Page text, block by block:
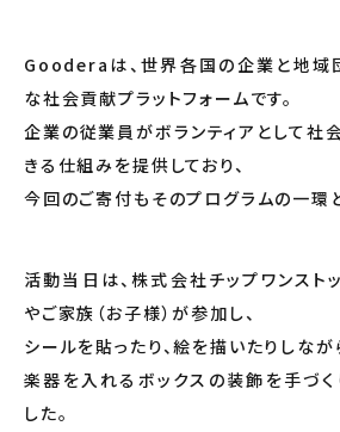
Gooderaは、世界各国の企業と地域
な社会貢献プラットフォームです。
企業の従業員がボランティアとして社
きる仕組みを提供しており、
今回のご寄付もそのプログラムの一環
活動当日は、株式会社チップワンスト
やご家族（お子様）が参加し、
シールを貼ったり、絵を描いたりしなが
楽器を入れるボックスの装飾を手づく
した。